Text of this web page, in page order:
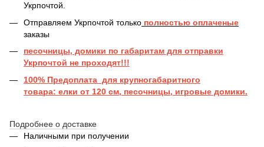
Укрпочтой.
Отправляем Укрпочтой только полностью оплаченые
заказы
песочницы, домики по габаритам для отправки
Укрпочтой не проходят!!!
100% Предоплата для крупногабаритного
товара: елки от 120 см, песочницы, игровые домики.
Подробнее о доставке
Наличными при получении